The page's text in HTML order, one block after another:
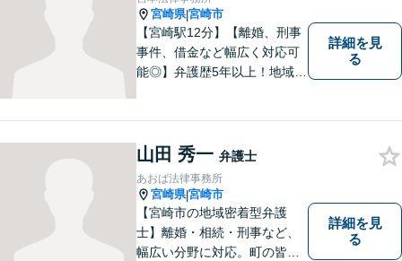
宮崎県|宮崎市
【宮崎駅12分】【離婚、刑事
事件、借金など幅広く対応可
能◎】弁護歴5年以上！地域に
にご相談ください。迅速・適
切な解決を目指し尽力しま
す。
詳細を見
る
山田 秀一 弁護士
あおば法律事務所
宮崎県|宮崎市
【宮崎市の地域密着型弁護
士】離婚・相続・刑事など、
幅広い分野に対応。町の皆様
詳細を見
る